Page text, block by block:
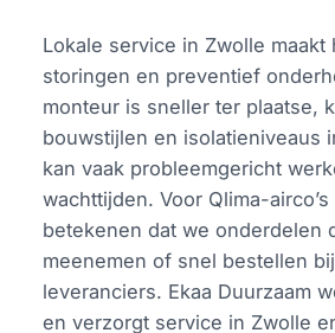
Lokale service in Zwolle maakt
storingen en preventief
monteur is sneller ter plaatse,
bouwstijlen en isolatieniveaus
kan vaak probleemgericht
wachttijden. Voor Qlima-
betekenen dat we onderdelen
meenemen of snel bestellen
leveranciers. Ekaa Duurzaam
en verzorgt service in Zwolle